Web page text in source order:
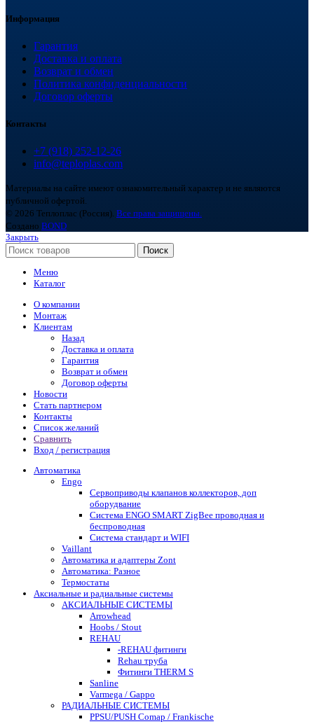
Информация
Гарантия
Доставка и оплата
Возврат и обмен
Политика конфиденциальности
Договор оферты
Контакты
+7 (918) 252-12-26
info@teploplas.com
Материалы на сайте имеют ознакомительный характер и не являются
публичной офертой.
© 2026 Теплоплас (Россия). Все права защищены.
Создано BOND
Закрыть
Поиск
Меню
Каталог
О компании
Монтаж
Клиентам
Назад
Доставка и оплата
Гарантия
Возврат и обмен
Договор оферты
Новости
Стать партнером
Контакты
Список желаний
Сравнить
Вход / регистрация
Автоматика
Engo
Сервоприводы клапанов коллекторов, доп
оборудвание
Система ENGO SMART ZigBee проводная и
беспроводная
Система стандарт и WIFI
Vaillant
Автоматика и адаптеры Zont
Автоматика: Разное
Термостаты
Аксиальные и радиальные системы
АКСИАЛЬНЫЕ СИСТЕМЫ
Arrowhead
Hoobs / Stout
REHAU
-REHAU фитинги
Rehau труба
Фитинги THERM S
Sanline
Varmega / Gappo
РАДИАЛЬНЫЕ СИСТЕМЫ
PPSU/PUSH Comap / Frankische